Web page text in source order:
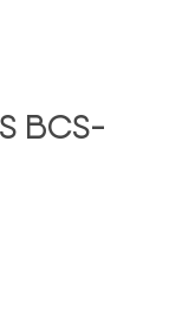
BCS-